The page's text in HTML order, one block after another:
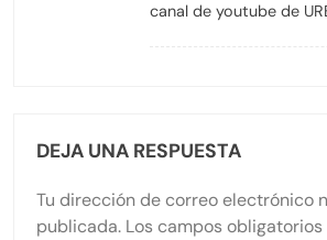
canal de youtube de
DEJA UNA RESPUESTA
Tu dirección de correo electrónico
publicada. Los campos